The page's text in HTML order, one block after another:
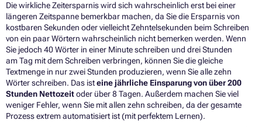
Die wirkliche Zeitersparnis wird sich wahrscheinlich erst bei einer
längeren Zeitspanne bemerkbar machen, da Sie die Ersparnis von
kostbaren Sekunden oder vielleicht Zehntelsekunden beim Schreiben
von ein paar Wörtern wahrscheinlich nicht bemerken werden. Wenn
Sie jedoch 40 Wörter in einer Minute schreiben und drei Stunden
am Tag mit dem Schreiben verbringen, können Sie die gleiche
Textmenge in nur zwei Stunden produzieren, wenn Sie alle zehn
Wörter schreiben. Das isteine jährliche Einsparung von über 200
Stunden Nettozeitoder über 8 Tagen. Außerdem machen Sie viel
weniger Fehler, wenn Sie mit allen zehn schreiben, da der gesamte
Prozess extrem automatisiert ist (mit perfektem Lernen).